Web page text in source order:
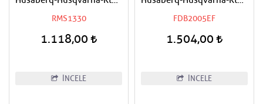
RMS Arka Organik Fren
Balatası
RMS1330
1.118,00
İNCELE
FERODO Arka Fren Balatası
Eco
FDB2005EF
1.504,00
İNCELE